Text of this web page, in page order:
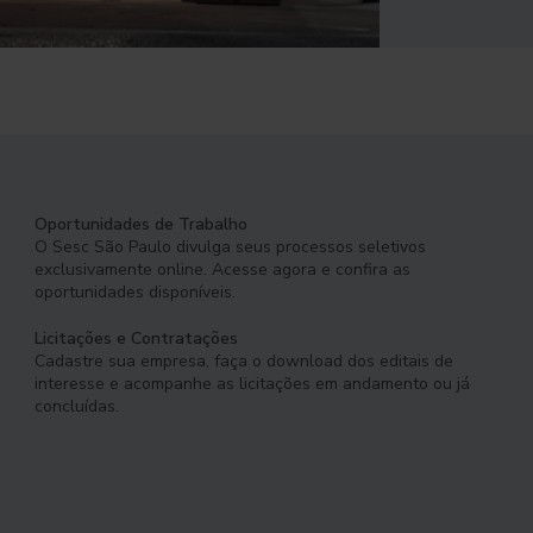
Oportunidades de Trabalho
O Sesc São Paulo divulga seus processos seletivos
exclusivamente online. Acesse agora e confira as
oportunidades disponíveis.
Licitações e Contratações
Cadastre sua empresa, faça o download dos editais de
interesse e acompanhe as licitações em andamento ou já
concluídas.